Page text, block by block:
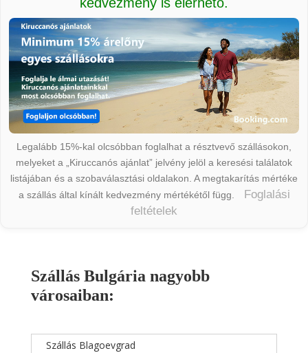
Legalább 15%-kal olcsóbban foglalhat a résztvevő szállásokon,
melyeket a „Kiruccanós ajánlat” jelvény jelöl a keresési találatok
listájában és a szobaválasztási oldalakon. A megtakarítás mértéke
a szállás által kínált kedvezmény mértékétől függ.
Foglalási
feltételek
Szállás Bulgária nagyobb
városaiban:
Szállás Blagoevgrad